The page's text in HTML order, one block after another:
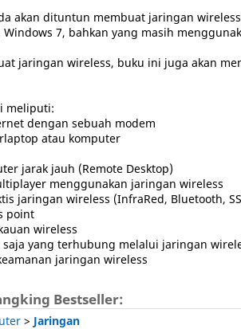
akan dituntun membuat jaringan
7, bahkan yang masih
jaringan wireless, buku ini juga akan
meliputi:
dengan sebuah modem
atau komputer
jarak jauh (Remote Desktop)
menggunakan jaringan wireless
jaringan wireless (InfraRed, Bluetooth,
point
wireless
yang terhubung melalui jaringan
jaringan wireless
Bestseller:
> Jaringan